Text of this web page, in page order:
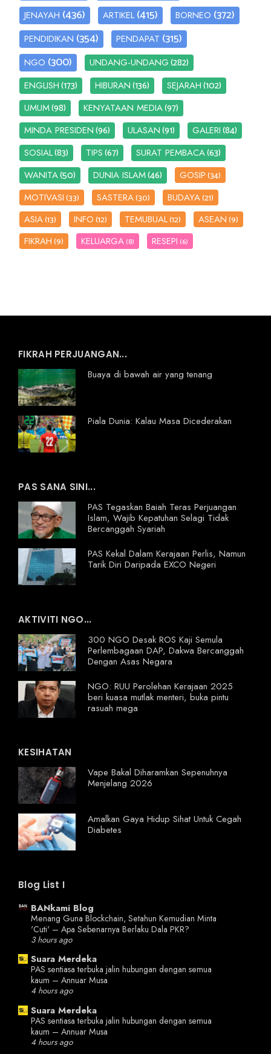
JENAYAH (436) ARTIKEL (415) BORNEO (372)
PENDIDIKAN (354) PENDAPAT (315)
NGO (300) UNDANG-UNDANG(282)
ENGLISH(173) HIBURAN(136) SEJARAH(102)
UMUM(98) KENYATAAN MEDIA(97)
MINDA PRESIDEN(96) ULASAN(91) GALERI(84)
SOSIAL(83) TIPS(67) SURAT PEMBACA(63)
WANITA(50) DUNIA ISLAM(46) GOSIP(34)
MOTIVASI(33) SASTERA(30) BUDAYA(21)
ASIA(13) INFO(12) TEMUBUAL(12) ASEAN(9)
FIKRAH(9) KELUARGA (8) RESEPI (6)
FIKRAH PERJUANGAN...
Buaya di bawah air yang tenang
Piala Dunia: Kalau Masa Dicederakan
PAS SANA SINI...
PAS Tegaskan Baiah Teras Perjuangan
Islam, Wajib Kepatuhan Selagi Tidak
Bercanggah Syariah
PAS Kekal Dalam Kerajaan Perlis, Namun
Tarik Diri Daripada EXCO Negeri
AKTIVITI NGO...
300 NGO Desak ROS Kaji Semula
Perlembagaan DAP, Dakwa Bercanggah
Dengan Asas Negara
NGO: RUU Perolehan Kerajaan 2025
beri kuasa mutlak menteri, buka pintu
rasuah mega
KESIHATAN
Vape Bakal Diharamkan Sepenuhnya
Menjelang 2026
Amalkan Gaya Hidup Sihat Untuk Cegah
Diabetes
Blog List I
BANkami Blog
Menang Guna Blockchain, Setahun Kemudian Minta
'Cuti' – Apa Sebenarnya Berlaku Dala PKR?
3 hours ago
Suara Merdeka
PAS sentiasa terbuka jalin hubungan dengan semua
kaum – Annuar Musa
4 hours ago
Suara Merdeka
PAS sentiasa terbuka jalin hubungan dengan semua
kaum – Annuar Musa
4 hours ago